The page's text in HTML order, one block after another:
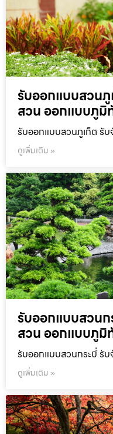
รับออกแบบสวน
สวน ออกแบบภูมิ
รับออกแบบสวนภูเก็ต รั
ดูเพิ่มเติม »
รับออกแบบสวน
สวน ออกแบบภูมิ
รับออกแบบสวนกระบี่ รั
ดูเพิ่มเติม »